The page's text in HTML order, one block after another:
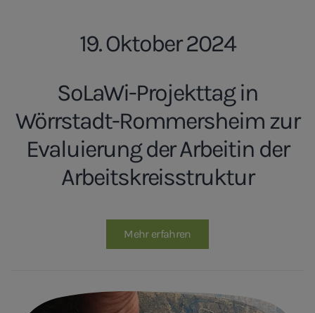
19. Oktober 2024
SoLaWi-Projekttag in
Wörrstadt-Rommersheim zur
Evaluierung der Arbeitin der
Arbeitskreisstruktur
Mehr erfahren